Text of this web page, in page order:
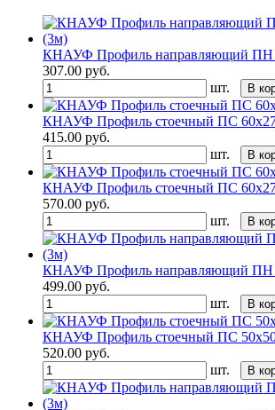
КНАУФ Профиль направляющий ПН
307.00 руб.
шт.
В
КНАУФ Профиль стоечный ПС
415.00 руб.
шт.
В
КНАУФ Профиль стоечный ПС
570.00 руб.
шт.
В
КНАУФ Профиль направляющий ПН
499.00 руб.
шт.
В
КНАУФ Профиль стоечный ПС
520.00 руб.
шт.
В